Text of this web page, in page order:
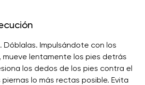
Dóblalas. Impulsándote con los
mueve lentamente los pies detrás
los dedos de los pies contra el
lo más rectas posible. Evita